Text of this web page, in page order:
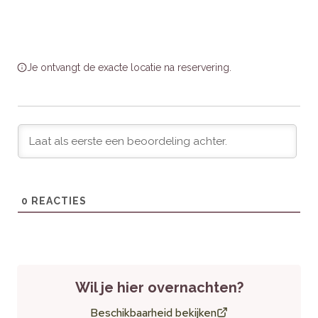
Hoge Veluwe, perfect voor wandel- en fietsliefhebbers.
kunst en cultuur, of plan een uitstapje naar de Apenheul.
Eten & Lokale Smaken:Geniet van een maaltijd in de
brasserie op het park of bestel verse broodjes voor een
biedt een perfecte mix van luxe en natuur, ideaal voor een
comfortabel en ontspannen verblijf.
Je ontvangt de exacte locatie na reservering.
0 REACTIES
Wil je hier overnachten?
Beschikbaarheid bekijken